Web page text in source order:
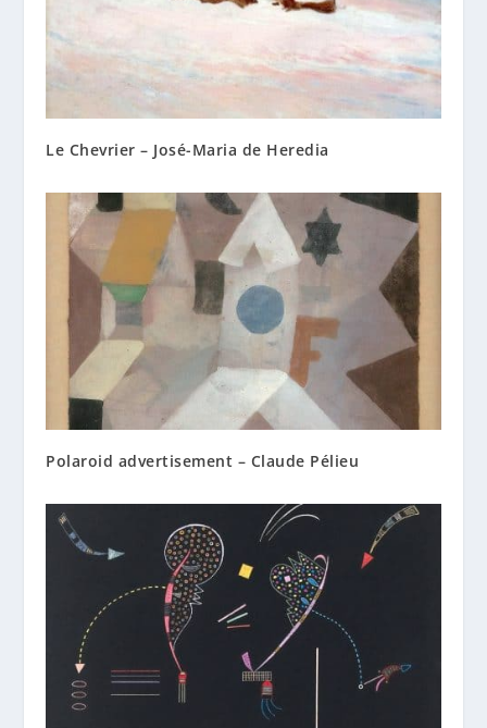
Le Chevrier – José-Maria de Heredia
Polaroid advertisement – Claude Pélieu